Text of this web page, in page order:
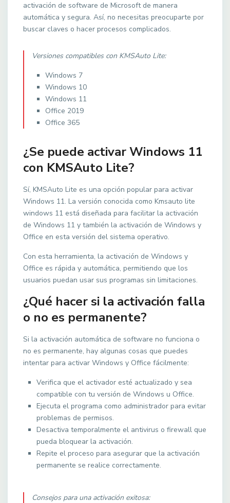
activación de software de Microsoft de manera
automática y segura. Así, no necesitas preocuparte por
buscar claves o hacer procesos complicados.
Versiones compatibles con KMSAuto Lite:
Windows 7
Windows 10
Windows 11
Office 2019
Office 365
¿Se puede activar Windows 11
con KMSAuto Lite?
Sí, KMSAuto Lite es una opción popular para activar
Windows 11. La versión conocida como Kmsauto lite
windows 11 está diseñada para facilitar la activación
de Windows 11 y también la activación de Windows y
Office en esta versión del sistema operativo.
Con esta herramienta, la activación de Windows y
Office es rápida y automática, permitiendo que los
usuarios puedan usar sus programas sin limitaciones.
¿Qué hacer si la activación falla
o no es permanente?
Si la activación automática de software no funciona o
no es permanente, hay algunas cosas que puedes
intentar para activar Windows y Office fácilmente:
Verifica que el activador esté actualizado y sea
compatible con tu versión de Windows u Office.
Ejecuta el programa como administrador para evitar
problemas de permisos.
Desactiva temporalmente el antivirus o firewall que
pueda bloquear la activación.
Repite el proceso para asegurar que la activación
permanente se realice correctamente.
Consejos para una activación exitosa: